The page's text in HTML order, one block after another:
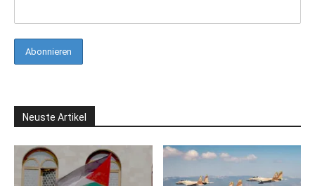
Neuste Artikel